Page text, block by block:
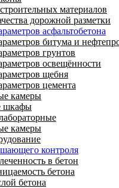
материалов
дорожной разметки
асфальтобетона
битума и
грунтов
освещённости
щебня
цемента
камеры
шкафы
камеры
контроля
в бетон
бетона
бетона